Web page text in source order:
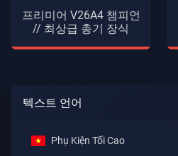
프리미어 V26A4 챔피언
// 최상급 총기 장식
텍스트 언어
Phụ Kiện Tối Cao